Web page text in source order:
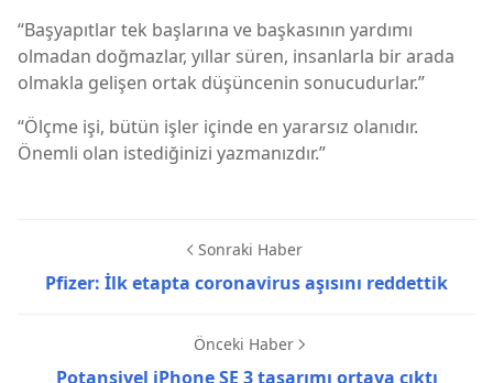
“Başyapıtlar tek başlarına ve başkasının yardımı
olmadan doğmazlar, yıllar süren, insanlarla bir arada
olmakla gelişen ortak düşüncenin sonucudurlar.”
“Ölçme işi, bütün işler içinde en yararsız olanıdır.
Önemli olan istediğinizi yazmanızdır.”
Sonraki Haber
Pfizer: İlk etapta coronavirus aşısını reddettik
Önceki Haber
Potansiyel iPhone SE 3 tasarımı ortaya çıktı